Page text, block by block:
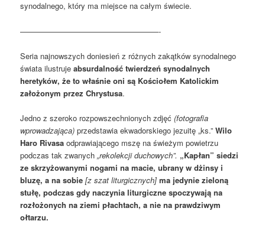
synodalnego, który ma miejsce na całym świecie.
——————————————————-
Seria najnowszych doniesień z różnych zakątków synodalnego
świata ilustrujeabsurdalność twierdzeń synodalnych
heretyków, że to właśnie oni są Kościołem Katolickim
założonym przez Chrystusa.
Jedno z szeroko rozpowszechnionych zdjęć(fotografia
wprowadzająca) przedstawia ekwadorskiego jezuitę „ks.”Wilo
Haro Rivasa odprawiającego mszę na świeżym powietrzu
podczas tak zwanych„rekolekcji duchowych”. „Kapłan” siedzi
ze skrzyżowanymi nogami na macie, ubrany w dżinsy i
bluzę, a na sobie [z szat liturgicznych] ma jedynie zieloną
stułę, podczas gdy naczynia liturgiczne spoczywają na
rozłożonych na ziemi płachtach, a nie na prawdziwym
ołtarzu.